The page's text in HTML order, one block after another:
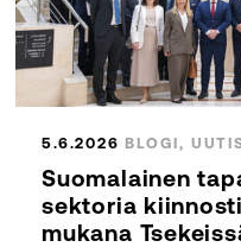
5.6.2026 BLOGI,
Suomalainen
sektoria
mukana